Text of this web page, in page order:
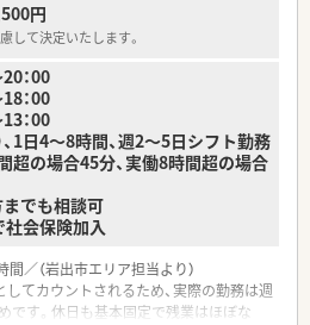
い、助け合う温かい雰囲気の中で業務に
円
して決定いたします。
：00
：00
：00
1日4～8時間、週2～5日シフト勤務
の場合45分、実働8時間超の場合
でも相談可
会保険加入
／（岩出市エリア担当より）
てカウントされるため、実際の勤務は週
です。休日も基本固定で残業はほぼな